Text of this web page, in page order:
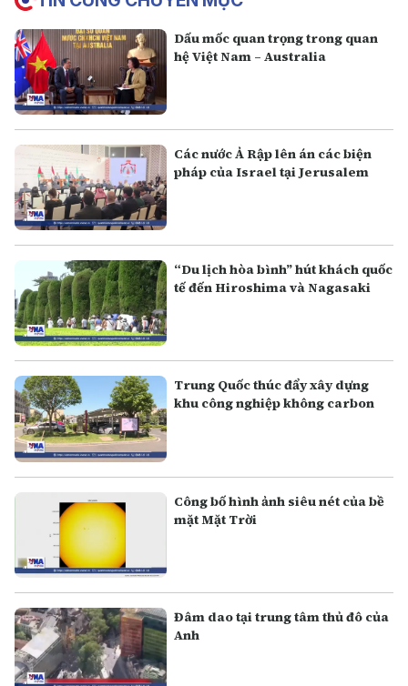
Dấu mốc quan trọng trong quan
hệ Việt Nam – Australia
Các nước Ả Rập lên án các biện
pháp của Israel tại Jerusalem
“Du lịch hòa bình” hút khách quốc
tế đến Hiroshima và Nagasaki
Trung Quốc thúc đẩy xây dựng
khu công nghiệp không carbon
Công bố hình ảnh siêu nét của bề
mặt Mặt Trời
Đâm dao tại trung tâm thủ đô của
Anh